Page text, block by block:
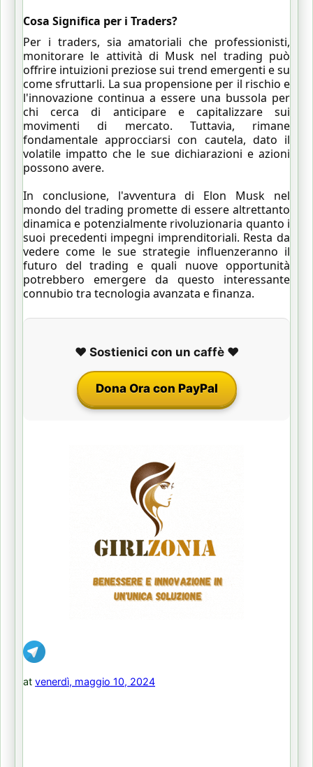
Cosa Significa per i Traders?
Per i traders, sia amatoriali che professionisti,
monitorare le attività di Musk nel trading può
offrire intuizioni preziose sui trend emergenti e su
come sfruttarli. La sua propensione per il rischio e
l'innovazione continua a essere una bussola per
chi cerca di anticipare e capitalizzare sui
movimenti di mercato. Tuttavia, rimane
fondamentale approcciarsi con cautela, dato il
volatile impatto che le sue dichiarazioni e azioni
possono avere.
In conclusione, l'avventura di Elon Musk nel
mondo del trading promette di essere altrettanto
dinamica e potenzialmente rivoluzionaria quanto i
suoi precedenti impegni imprenditoriali. Resta da
vedere come le sue strategie influenzeranno il
futuro del trading e quali nuove opportunità
potrebbero emergere da questo interessante
connubio tra tecnologia avanzata e finanza.
❤️ Sostienici con un caffè ❤️
Dona Ora con PayPal
at venerdì, maggio 10, 2024